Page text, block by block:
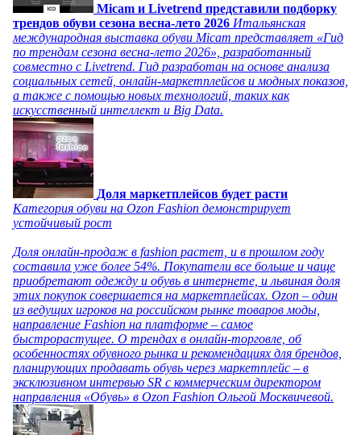
Micam и Livetrend представили подборку
трендов обуви сезона весна-лето 2026 Итальянская
международная выставка обуви Micam представляет «Гид
по трендам сезона весна-лето 2026», разработанный
совместно с Livetrend. Гид разработан на основе анализа
социальных сетей, онлайн-маркетплейсов и модных показов,
а также с помощью новых технологий, таких как
искусственный интеллект и Big Data.
Доля маркетплейсов будет расти
Категория обуви на Ozon Fashion демонстрирует
устойчивый рост
Доля онлайн-продаж в fashion растет, и в прошлом году
составила уже более 54%. Покупатели все больше и чаще
приобретают одежду и обувь в интернете, и львиная доля
этих покупок совершается на маркетплейсах. Ozon – один
из ведущих игроков на российском рынке товаров моды,
направление Fashion на платформе – самое
быстрорастущее. О трендах в онлайн-торговле, об
особенностях обувного рынка и рекомендациях для брендов,
планирующих продавать обувь через маркетплейс – в
эксклюзивном интервью SR с коммерческим директором
направления «Обувь» в Ozon Fashion Ольгой Москвичевой.